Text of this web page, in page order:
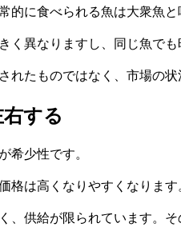
に食べられる魚は大衆魚と
異なりますし、同じ魚で
たものではなく、市場の状
する
少性です。
は高くなりやすくなります。
、供給が限られています。